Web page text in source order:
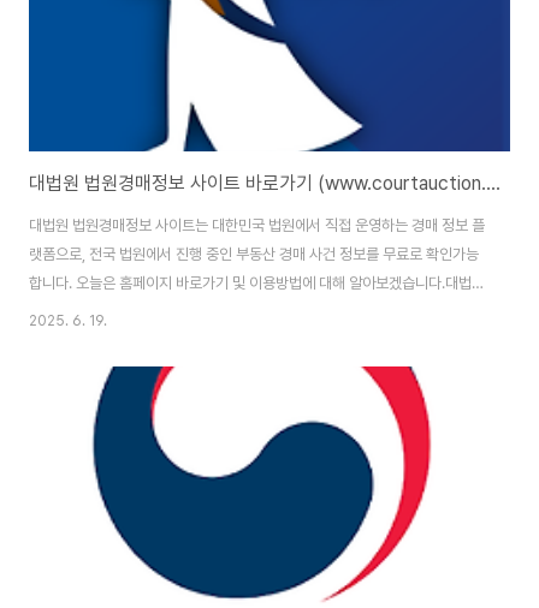
대법원 법원경매정보 사이트 바로가기 (www.courtauction.go.kr)
대법원 법원경매정보 사이트는 대한민국 법원에서 직접 운영하는 경매 정보 플
랫폼으로, 전국 법원에서 진행 중인 부동산 경매 사건 정보를 무료로 확인가능
합니다. 오늘은 홈페이지 바로가기 및 이용방법에 대해 알아보겠습니다.대법원
법원경매정보 사이트 : https://www.courtauction.go.kr/ 대법원 법원경매
(https://www.courtauction.go.kr/pgj/index.on)입니다. 홈페이지 이용
을 위해서는 본인인증을 통한 회원가입을 완료해야 합니다. 대법원 법원경매정
보 사이트란?대법원 법원경매정보 사이트는 각 지방법원과 지원에서 집행되는
경매 사건 정보를 실시간으로 제공하는 온라인 서비스입니다. 아파트, 단독주
2025. 6. 19.